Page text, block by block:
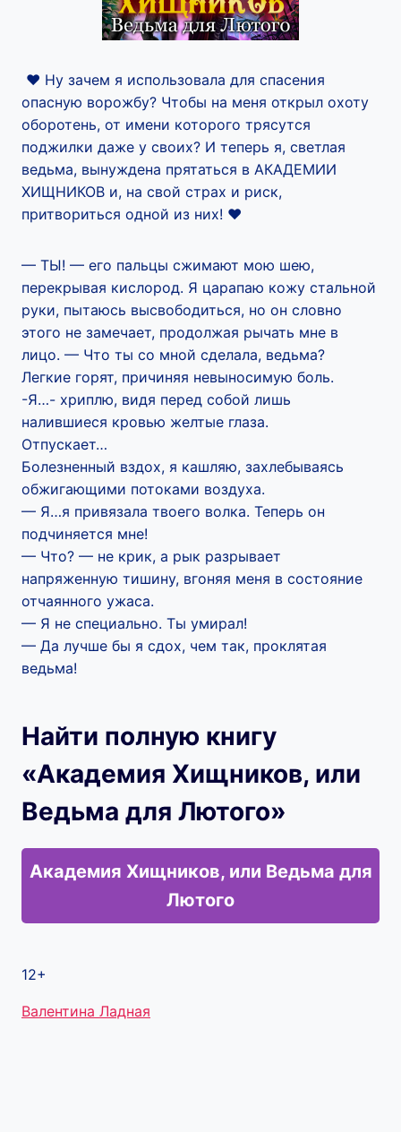
‍❤️‍ Ну зачем я использовала для спасения
опасную ворожбу? Чтобы на меня открыл охоту
оборотень, от имени которого трясутся
поджилки даже у своих? И теперь я, светлая
ведьма, вынуждена прятаться в АКАДЕМИИ
ХИЩНИКОВ и, на свой страх и риск,
притвориться одной из них! ‍❤️
— ТЫ! — его пальцы сжимают мою шею,
перекрывая кислород. Я царапаю кожу стальной
руки, пытаюсь высвободиться, но он словно
этого не замечает, продолжая рычать мне в
лицо. — Что ты со мной сделала, ведьма?
Легкие горят, причиняя невыносимую боль.
-Я…- хриплю, видя перед собой лишь
налившиеся кровью желтые глаза.
Отпускает…
Болезненный вздох, я кашляю, захлебываясь
обжигающими потоками воздуха.
— Я…я привязала твоего волка. Теперь он
подчиняется мне!
— Что? — не крик, а рык разрывает
напряженную тишину, вгоняя меня в состояние
отчаянного ужаса.
— Я не специально. Ты умирал!
— Да лучше бы я сдох, чем так, проклятая
ведьма!
Найти полную книгу
«Академия Хищников, или
Ведьма для Лютого»
Академия Хищников, или Ведьма для
Лютого
12+
Метки
Валентина Ладная